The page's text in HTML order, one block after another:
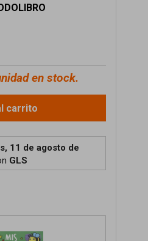
en stock.
carrito
11 de agosto de
GLS